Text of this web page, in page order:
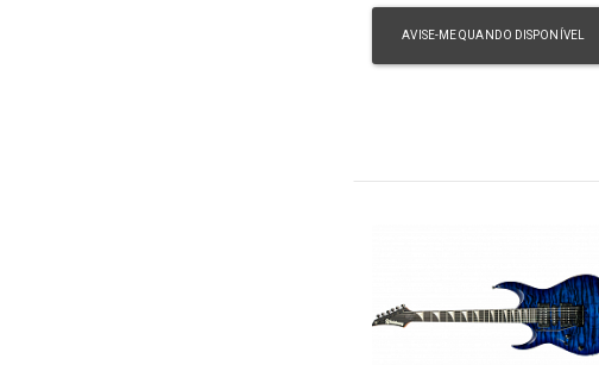
AVISE-ME QUANDO DISPONÍVEL